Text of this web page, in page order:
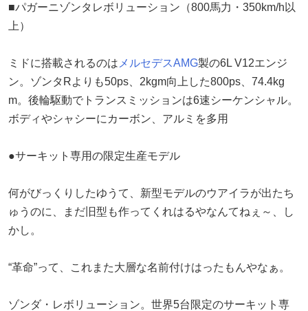
■パガーニゾンタレボリューション（800馬力・350km/h以
上）
ミドに搭載されるのは メルセデスAMG製の6L V12エンジ
ン。ゾンタRよりも50ps、2kgm向上した800ps、74.4kg
m。後輪駆動でトランスミッションは6速シーケンシャル。
ボディやシャシーにカーボン、アルミを多用
●サーキット専用の限定生産モデル
何がびっくりしたゆうて、新型モデルのウアイラが出たち
ゅうのに、まだ旧型も作ってくれはるやなんてねぇ～、し
かし。
“革命”って、これまた大層な名前付けはったもんやなぁ。
ゾンダ・レボリューション。世界5台限定のサーキット専